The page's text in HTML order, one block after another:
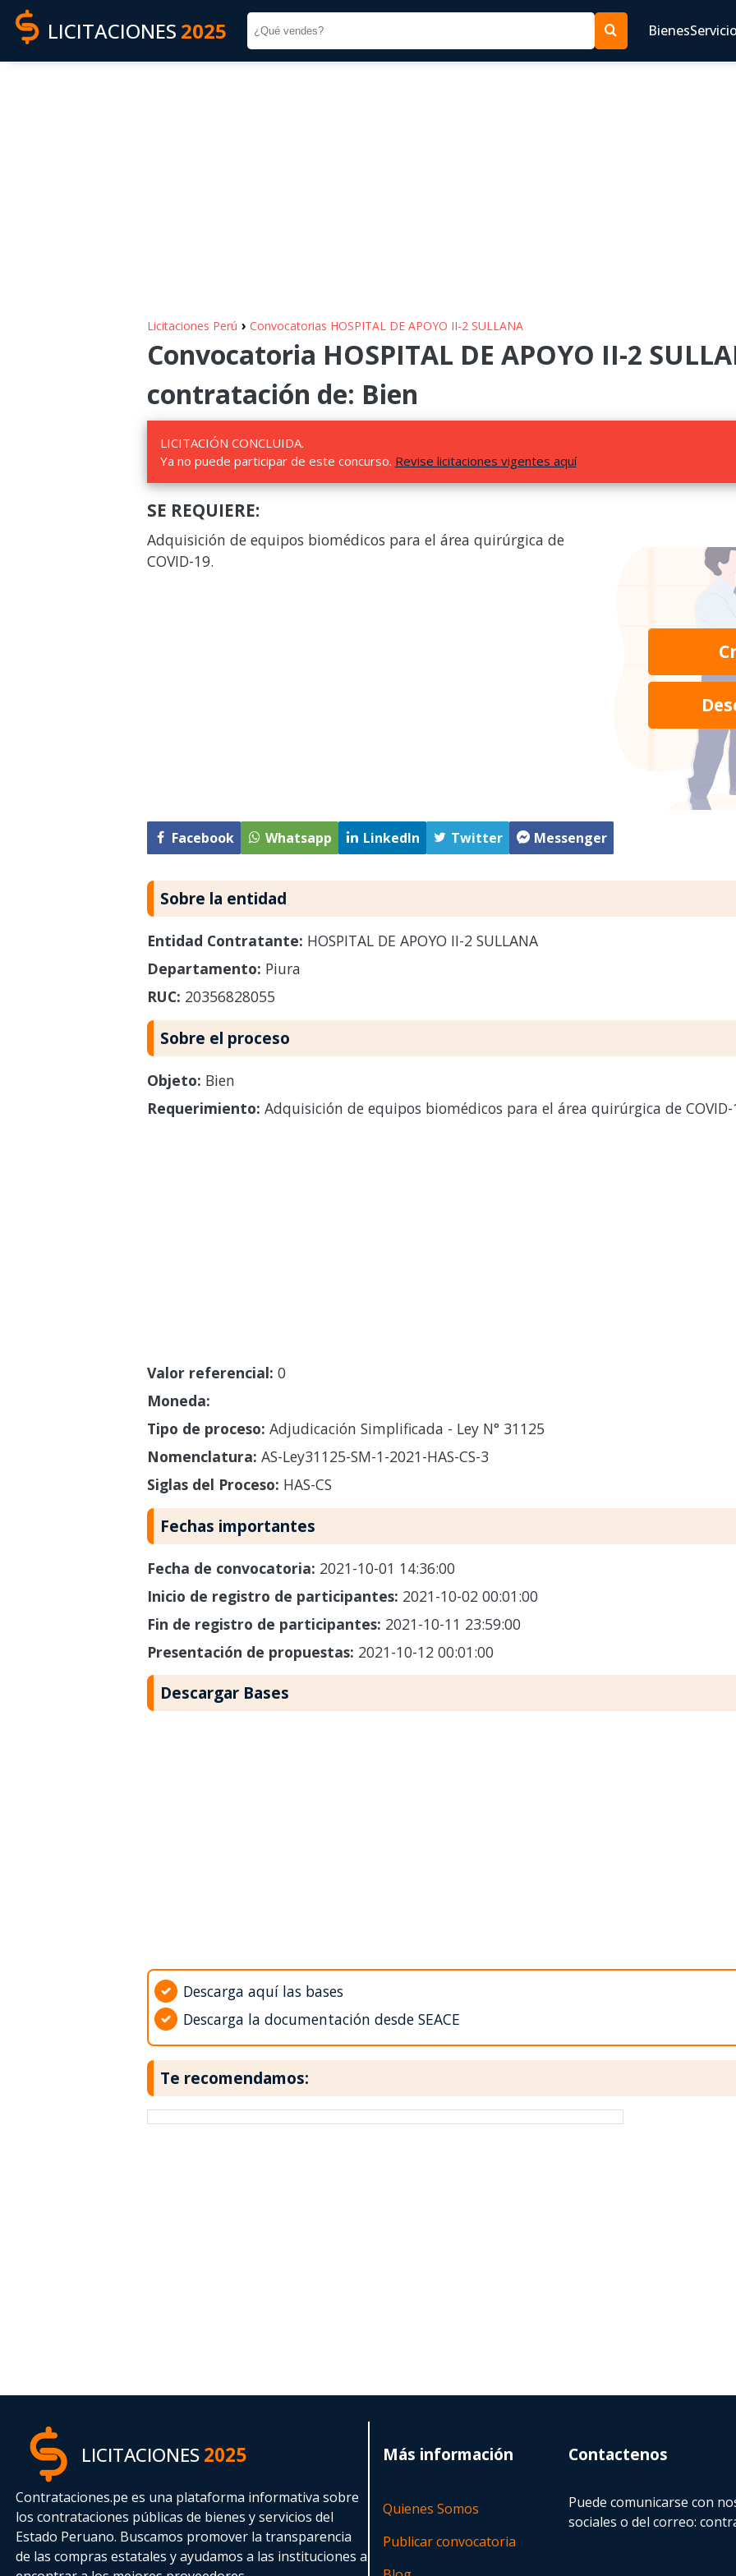
LICITACIONES 2025 Bienes
Licitaciones Perú › Convocatorias HOSPITAL DE APOYO II-2 SULLANA
Convocatoria HOSPITAL DE APOYO II-2
contratación de: Bien
LICITACIÓN CONCLUIDA.
Ya no puede participar de este concurso. Revise licitaciones vigentes aquí
SE REQUIERE:
Adquisición de equipos biomédicos para el área quirúrgica de
COVID-19.
Facebook Whatsapp LinkedIn Twitter Messenger
Sobre la entidad
Entidad Contratante: HOSPITAL DE APOYO II-2 SULLANA
Departamento: Piura
RUC: 20356828055
Sobre el proceso
Objeto: Bien
Requerimiento: Adquisición de equipos biomédicos para el área quirúrgica de COVID-
Valor referencial: 0
Moneda:
Tipo de proceso: Adjudicación Simplificada - Ley N° 31125
Nomenclatura: AS-Ley31125-SM-1-2021-HAS-CS-3
Siglas del Proceso: HAS-CS
Fechas importantes
Fecha de convocatoria: 2021-10-01 14:36:00
Inicio de registro de participantes: 2021-10-02 00:01:00
Fin de registro de participantes: 2021-10-11 23:59:00
Presentación de propuestas: 2021-10-12 00:01:00
Descargar Bases
Descarga aquí las bases
Descarga la documentación desde SEACE
Te recomendamos:
LICITACIONES2025
Contrataciones.pe es una plataforma informativa sobre
los contrataciones públicas de bienes y servicios del
Estado Peruano. Buscamos promover la transparencia
de las compras estatalesy ayudamos a las instituciones a
Más información
Quienes Somos
Publicar convocatoria
Contactenos
Puede comunicarse con
sociales o del correo: